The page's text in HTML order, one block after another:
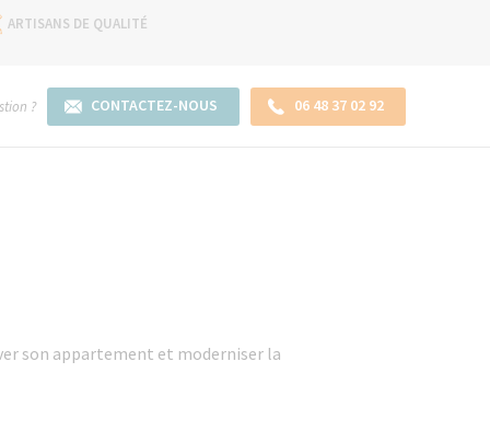
ARTISANS DE QUALITÉ
? CONTACTEZ-NOUS 06 48 37 02 92
son appartement et moderniser la